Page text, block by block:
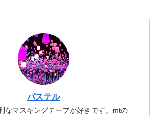
パステル
なマスキングテープが好きです。mtの